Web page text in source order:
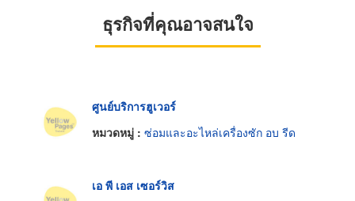
ธุรกิจที่คุณอาจสนใจ
ศูนย์บริการฮูเวอร์
หมวดหมู่ : ซ่อมและอะไหล่เครื่องซัก อบ รีด
เอ พี เอส เซอร์วิส